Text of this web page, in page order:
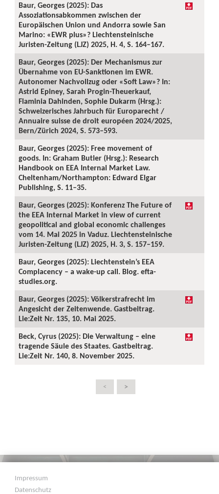
Baur, Georges (2025): Das
Assoziationsabkommen zwischen der
Europäischen Union und Andorra sowie San
Marino: «EWR plus»? Liechtensteinische
Juristen-Zeitung (LJZ) 2025, H. 4, S. 164–167.
Baur, Georges (2025): Der Mechanismus zur
Übernahme von EU-Sanktionen im EWR.
Autonomer Nachvollzug oder «Soft Law»? In:
Astrid Epiney, Sarah Progin-Theuerkauf,
Flaminia Dahinden, Sophie Dukarm (Hrsg.):
Schweizerisches Jahrbuch für Europarecht /
Annuaire suisse de droit européen 2024/2025,
Bern/Zürich 2024, S. 573–593.
Baur, Georges (2025): Free movement of
goods. In: Graham Butler (Hrsg.): Research
Handbook on EEA Internal Market Law.
Cheltenham/Northampton: Edward Elgar
Publishing, S. 11–35.
Baur, Georges (2025): Konferenz The Future of
the EEA Internal Market in view of current
geopolitical and global economic challenges
vom 14. Mai 2025 in Vaduz. Liechtensteinische
Juristen-Zeitung (LJZ) 2025, H. 3, S. 157–159.
Baur, Georges (2025): Liechtenstein’s EEA
Complacency – a wake-up call. Blog. efta-
studies.org.
Baur, Georges (2025): Völkerstrafrecht im
Angesicht der Zeitenwende. Gastbeitrag.
Lie:Zeit Nr. 135, 10. Mai 2025.
Beck, Cyrus (2025): Die Verwaltung – eine
tragende Säule des Staates. Gastbeitrag.
Lie:Zeit Nr. 140, 8. November 2025.
< >
Impressum
Datenschutz